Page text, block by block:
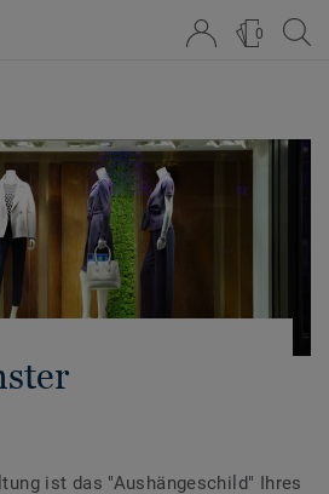
0
ist das "Aushängeschild" Ihres